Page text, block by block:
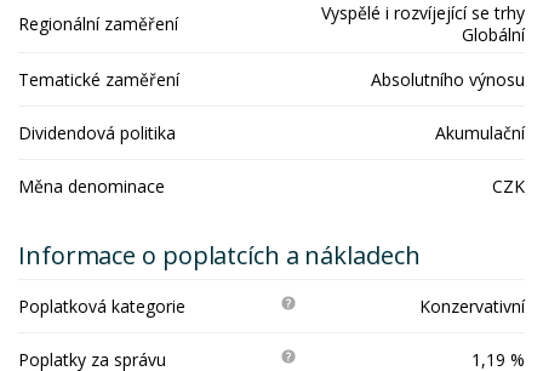
Regionální zaměření
Vyspělé i rozvíjející se trhy
Globální
Tematické zaměření
Absolutního výnosu
Dividendová politika Akumulační
Měna denominace CZK
Informace o poplatcích a nákladech
Poplatková kategorie Konzervativní
Poplatky za správu 1,19 %